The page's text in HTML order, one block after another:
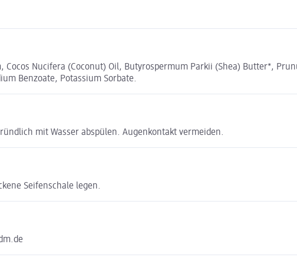
Nucifera (Coconut) Oil, Butyrospermum Parkii (Shea) Butter*,
Benzoate, Potassium Sorbate.
mit Wasser abspülen. Augenkontakt vermeiden.
Seifenschale legen.